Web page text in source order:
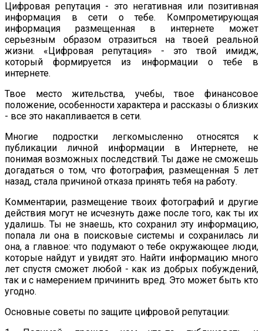
Цифровая репутация - это негативная или позитивная
информация в сети о тебе. Компрометирующая
информация размещенная в интернете может
серьезным образом отразиться на твоей реальной
жизни. «Цифровая репутация» - это твой имидж,
который формируется из информации о тебе в
интернете.
Твое место жительства, учебы, твое финансовое
положение, особенности характера и рассказы о близких
- все это накапливается в сети.
Многие подростки легкомысленно относятся к
публикации личной информации в Интернете, не
понимая возможных последствий. Ты даже не сможешь
догадаться о том, что фотография, размещенная 5 лет
назад, стала причиной отказа принять тебя на работу.
Комментарии, размещение твоих фотографий и другие
действия могут не исчезнуть даже после того, как ты их
удалишь. Ты не знаешь, кто сохранил эту информацию,
попала ли она в поисковые системы и сохранилась ли
она, а главное: что подумают о тебе окружающее люди,
которые найдут и увидят это. Найти информацию много
лет спустя сможет любой - как из добрых побуждений,
так и с намерением причинить вред. Это может быть кто
угодно.
Основные советы по защите цифровой репутации: